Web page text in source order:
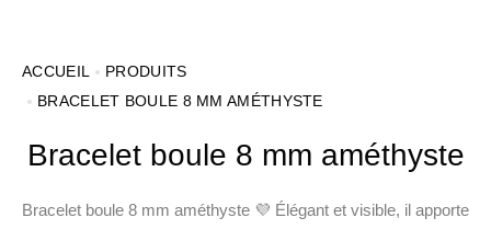
ACCUEIL
PRODUITS
BRACELET BOULE 8 MM AMÉTHYSTE
Bracelet boule 8 mm améthyste
Bracelet boule 8 mm améthyste 💜 Élégant et visible, il apporte